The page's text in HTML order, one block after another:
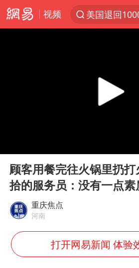
视频
美国退回
弹药库存告
沙特否认与
FIFA官方支
Play
顾客用餐完往火锅里扔
拾的服务员：没有一点素
重庆焦点
河南
打开网易新闻 体验